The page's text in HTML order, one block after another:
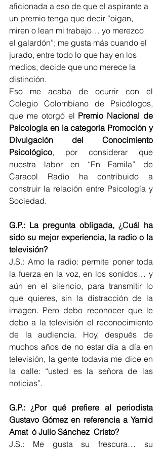
aficionada a eso de que el aspirante a
un premio tenga que decir “oigan,
miren o lean mi trabajo… yo merezco
el galardón”; me gusta más cuando el
jurado, entre todo lo que hay en los
medios, decide que uno merece la
distinción.
Eso me acaba de ocurrir con el
Colegio Colombiano de Psicólogos,
que me otorgó el Premio Nacional de
Psicología en la categoría Promoción y
Divulgación del Conocimiento
Psicológico, por considerar que
nuestra labor en “En Famila” de
Caracol Radio ha contribuido a
construir la relación entre Psicología y
Sociedad.
G.P.: La pregunta obligada, ¿Cuál ha
sido su mejor experiencia, la radio o la
televisión?
J.S.: Amo la radio: permite poner toda
la fuerza en la voz, en los sonidos… y
aún en el silencio, para transmitir lo
que quieres, sin la distracción de la
imagen. Pero debo reconocer que le
debo a la televisión el reconocimiento
de la audiencia. Hoy, después de
muchos años de no estar día a día en
televisión, la gente todavía me dice en
la calle: “usted es la señora de las
noticias”.
G.P.: ¿Por qué prefiere al periodista
Gustavo Gómez en referencia a Yamid
Amat  ó Julio Sánchez  Cristo?
J.S.: Me gusta su frescura… su